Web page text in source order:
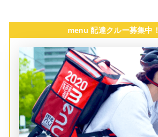
menu 配達クルー募集中！